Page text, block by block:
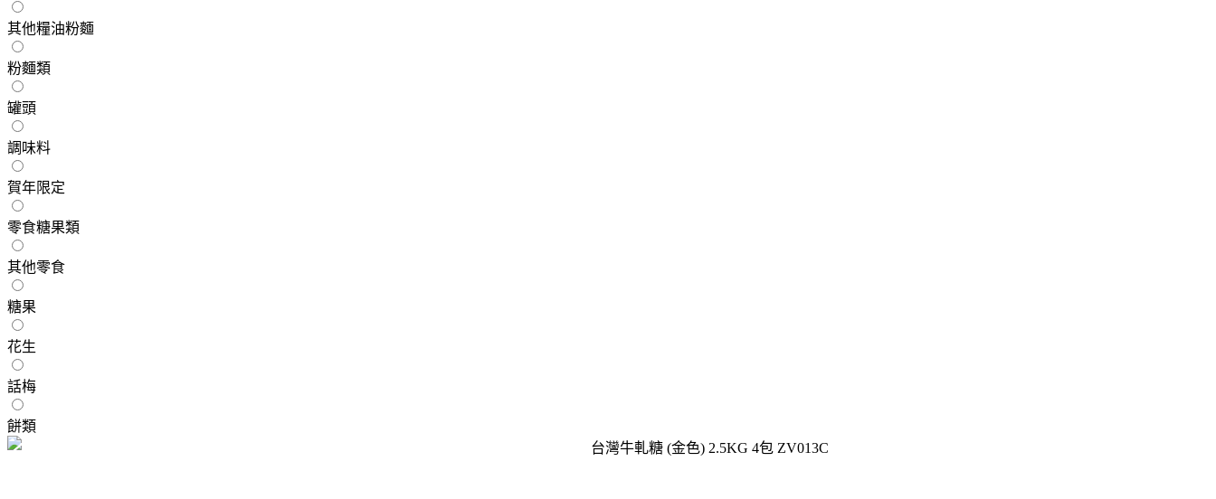
其他糧油粉麵
粉麵類
罐頭
調味料
賀年限定
零食糖果類
其他零食
糖果
花生
話梅
餅類